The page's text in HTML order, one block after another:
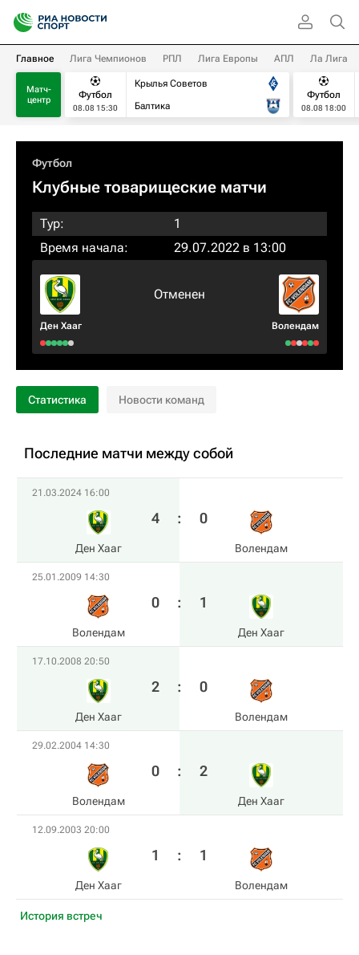
Главное Лига Чемпионов РПЛ Лига Европы АПЛ Ла Лига
Матч-
центр
Футбол
08.08 15:30
Крылья Советов
Балтика
Футбол
08.08 18:00
Футбол
Клубные товарищеские матчи
Тур:
1
Время начала:
29.07.2022 в 13:00
Ден Хааг
Отменен
Волендам
Статистика Новости команд
Последние матчи между собой
21.03.2024 16:00
Ден Хааг
4 : 0
Волендам
25.01.2009 14:30
Волендам
0 : 1
Ден Хааг
17.10.2008 20:50
Ден Хааг
2 : 0
Волендам
29.02.2004 14:30
Волендам
0 : 2
Ден Хааг
12.09.2003 20:00
Ден Хааг
1 : 1
Волендам
История встреч